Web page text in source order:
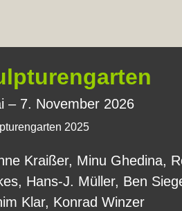
– 7. November 2026
Kraißer, Minu Ghedina,
Hans-J. Müller, Ben
Klar, Konrad Winzer